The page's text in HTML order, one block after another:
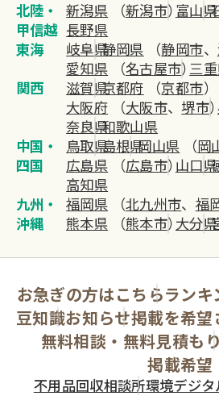
北陸・
甲信越
新潟県 （新潟市）富山県
長野県
東海
岐阜県静岡県 （静岡市、
愛知県 （名古屋市）三
関西
滋賀県京都府 （京都市）
大阪府 （大阪市、堺市
奈良県和歌山県
中国・
四国
鳥取県島根県岡山県 （岡
広島県 （広島市）山口県
高知県
九州・
沖縄
福岡県 （北九州市、 福
熊本県 （熊本市）大分県
お急ぎの方はこちらランキ
豆知識お知らせ掲載を希望
無料相談・無料見積もり
掲載希望
不用品回収相談所環境デジ